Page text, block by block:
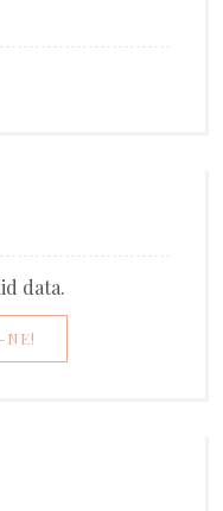
data.
NE!